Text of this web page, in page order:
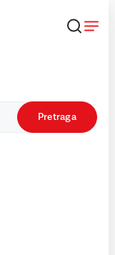
Pretraga